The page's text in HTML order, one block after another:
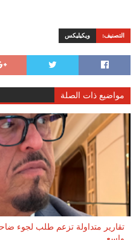
التصنيف: ويكيليكس
مواضيع ذات الصلة
تقارير متداولة تزعم طلب لجوء